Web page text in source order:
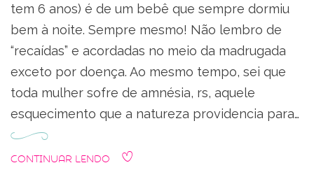
tem 6 anos) é de um bebê que sempre dormiu
bem à noite. Sempre mesmo! Não lembro de
“recaídas” e acordadas no meio da madrugada
exceto por doença. Ao mesmo tempo, sei que
toda mulher sofre de amnésia, rs, aquele
esquecimento que a natureza providencia para…
Continuar Lendo